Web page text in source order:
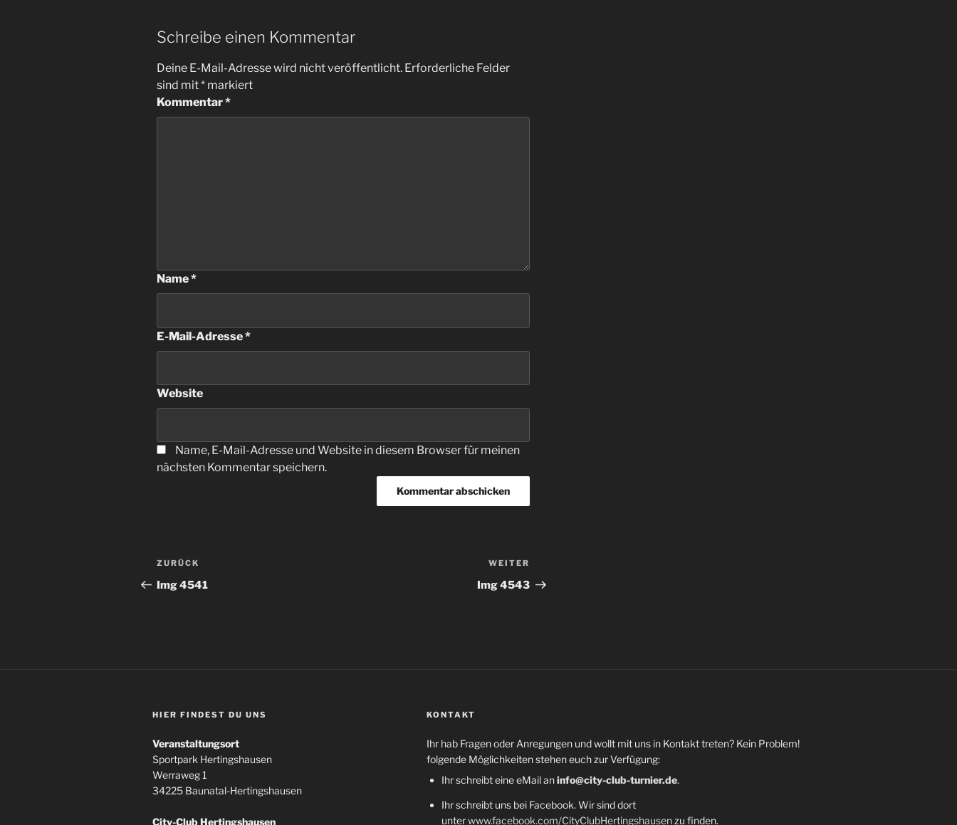
Schreibe einen Kommentar
Deine E-Mail-Adresse wird nicht veröffentlicht. Erforderliche Felder
sind mit* markiert
Kommentar*
Name*
E-Mail-Adresse*
Website
Name, E-Mail-Adresse und Website in diesem Browser für meinen
nächsten Kommentar speichern.
Beitragsnavigation
Vorheriger
Beitrag
ZURÜCK
Img 4541
Beitrag
WEITER
Img 4543
HIER FINDEST DU UNS
Veranstaltungsort
Sportpark Hertingshausen
Werraweg 1
34225 Baunatal-Hertingshausen
City-Club Hertingshausen
KONTAKT
Ihr hab Fragen oder Anregungen und wollt mit uns in Kontakt treten? Kein Problem!
folgende Möglichkeiten stehen euch zur Verfügung:
Ihr schreibt eine eMail aninfo@city-club-turnier.de.
Ihr schreibt uns bei Facebook. Wir sind dort
unterwww.facebook.com/CityClubHertingshausenzu finden.